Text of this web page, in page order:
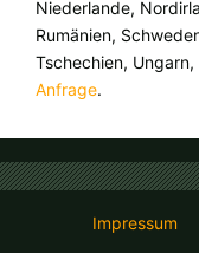
Niederlande,
Rumänien,
Tschechien,
Anfrage.
Impressum